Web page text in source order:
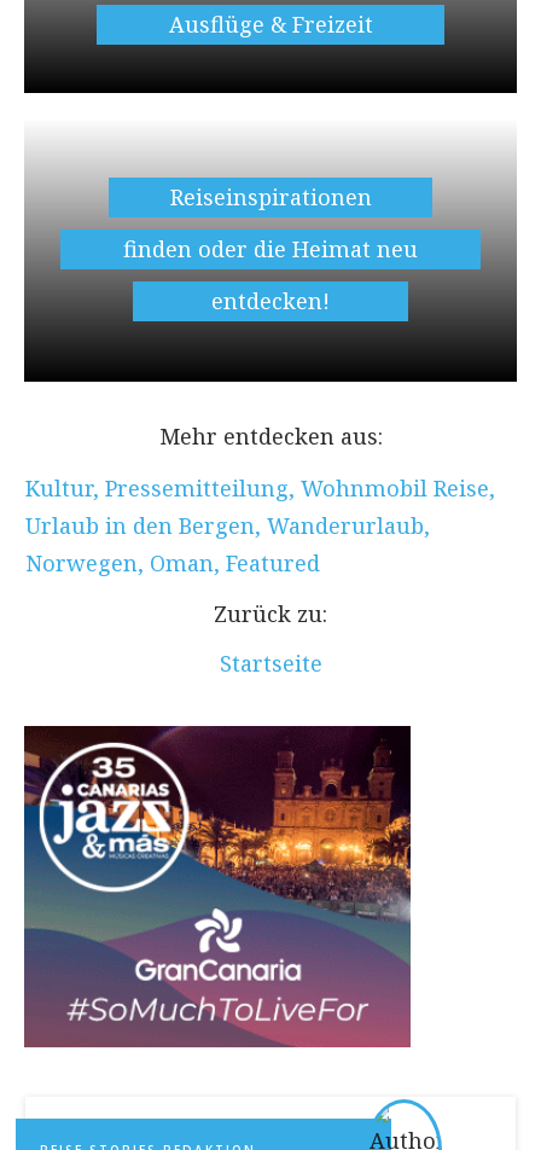
Ausflüge & Freizeit
Reiseinspirationen
finden oder die Heimat neu
entdecken!
Mehr entdecken aus:
Kultur, Pressemitteilung, Wohnmobil Reise,
Urlaub in den Bergen, Wanderurlaub,
Norwegen, Oman, Featured
Zurück zu:
Startseite